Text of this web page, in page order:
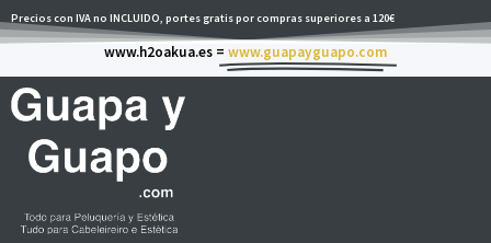
al
Precios con IVA no INCLUIDO, portes gratis por compras superiores a 120€
www.h2oakua.es = www.guapayguapo.com